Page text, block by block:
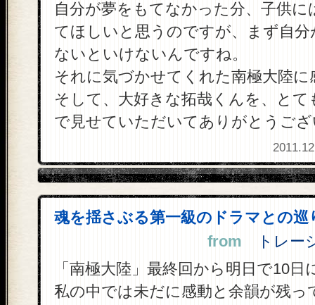
自分が夢をもてなかった分、子供に
てほしいと思うのですが、まず自
ないといけないんですね。
それに気づかせてくれた南極大陸に
そして、大好きな拓哉くんを、とて
で見せていただいてありがとうご
魂を揺さぶる第一級のドラマとの巡
from トレー
「南極大陸」最終回から明日で10日
私の中では未だに感動と余韻が残っ